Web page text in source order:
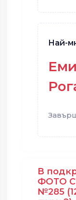
Най-
В
ФОТО
№285